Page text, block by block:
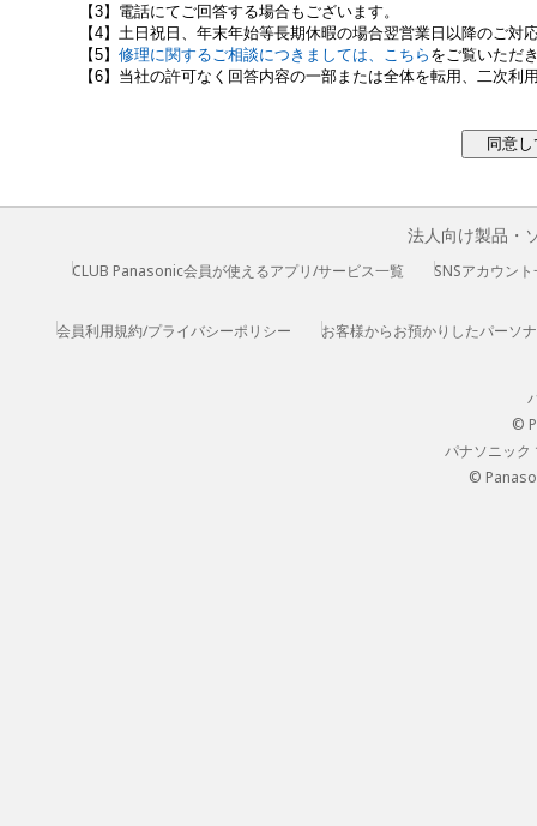
電話にてご回答する場合もございます。
土日祝日、年末年始等長期休暇の場合翌営業日以降のご
修理に関するご相談につきましては、こちら をご覧いただ
当社の許可なく回答内容の一部または全体を転用、二次
法人向け製品・
CLUB Panasonic会員が使えるアプリ/サービス一覧 SNSアカウン
会員利用規約/プライバシーポリシー お客様からお預かりしたパーソ
©
パナソニック
©